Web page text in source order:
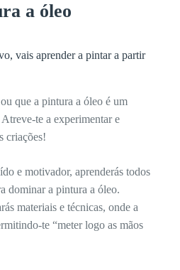
a óleo
vais aprender a pintar a partir
que a pintura a óleo é um
te a experimentar e
criações!
e motivador, aprenderás todos
dominar a pintura a óleo.
materiais e técnicas, onde a
te “meter logo as mãos